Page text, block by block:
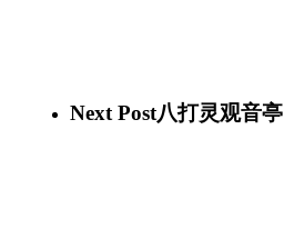
Next Post八打灵观音亭